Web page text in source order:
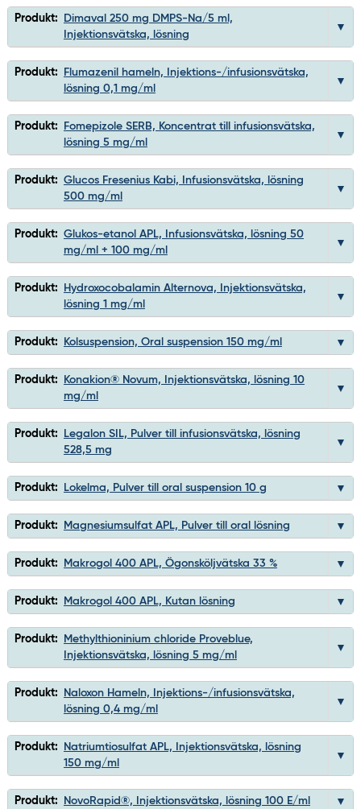
Produkt:
Dimaval 250 mg DMPS-Na/5 ml,
Injektionsvätska, lösning
Produkt:
Flumazenil hameln, Injektions-/infusionsvätska,
lösning 0,1 mg/ml
Produkt:
Fomepizole SERB, Koncentrat till infusionsvätska,
lösning 5 mg/ml
Produkt: Glucos Fresenius Kabi, Infusionsvätska, lösning
500 mg/ml
Produkt: Glukos-etanol APL, Infusionsvätska, lösning 50
mg/ml + 100 mg/ml
Produkt:
Hydroxocobalamin Alternova, Injektionsvätska,
lösning 1 mg/ml
Produkt: Kolsuspension, Oral suspension 150 mg/ml
Produkt:
Konakion® Novum, Injektionsvätska, lösning 10
mg/ml
Produkt:
Legalon SIL, Pulver till infusionsvätska, lösning
528,5 mg
Produkt: Lokelma, Pulver till oral suspension 10 g
Produkt: Magnesiumsulfat APL, Pulver till oral lösning
Produkt: Makrogol 400 APL, Ögonsköljvätska 33 %
Produkt: Makrogol 400 APL, Kutan lösning
Produkt:
Methylthioninium chloride Proveblue,
Injektionsvätska, lösning 5 mg/ml
Produkt:
Naloxon Hameln, Injektions-/infusionsvätska,
lösning 0,4 mg/ml
Produkt:
Natriumtiosulfat APL, Injektionsvätska, lösning
150 mg/ml
Produkt: NovoRapid®, Injektionsvätska, lösning 100 E/ml